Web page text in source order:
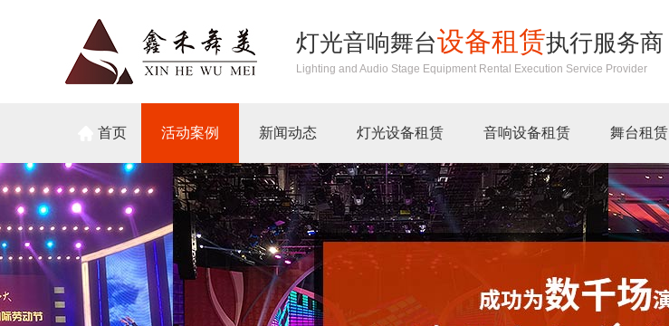
灯光音响舞台设备租赁执行服务商
Lighting and Audio Stage Equipment Rental Execution Service Provider
首页 活动案例 新闻动态 灯光设备租赁 音响设备租赁 舞台租赁